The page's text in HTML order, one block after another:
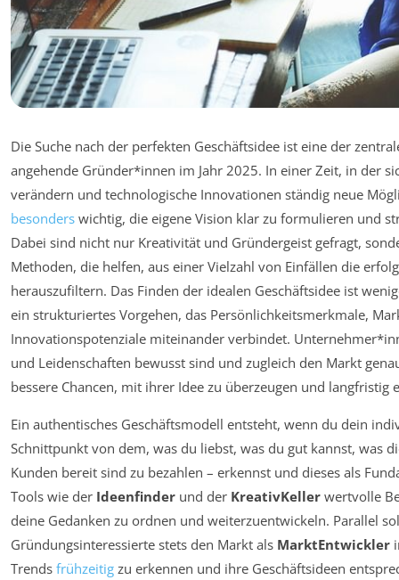
Die Suche nach der perfekten Geschäftsidee ist eine der
angehende Gründer*innen im Jahr 2025. In einer Zeit, in der
verändern und technologische Innovationen ständig neue
besonders wichtig, die eigene Vision klar zu formulieren und
Dabei sind nicht nur Kreativität und Gründergeist gefragt,
Methoden, die helfen, aus einer Vielzahl von Einfällen die
herauszufiltern. Das Finden der idealen Geschäftsidee ist
ein strukturiertes Vorgehen, das Persönlichkeitsmerkmale,
Innovationspotenziale miteinander verbindet.
und Leidenschaften bewusst sind und zugleich den Markt
bessere Chancen, mit ihrer Idee zu überzeugen und langfristig
Ein authentisches Geschäftsmodell entsteht, wenn du dein
Schnittpunkt von dem, was du liebst, was du gut kannst, was
Kunden bereit sind zu bezahlen – erkennst und dieses als
Tools wie der Ideenfinder und der KreativKeller wertvolle
deine Gedanken zu ordnen und weiterzuentwickeln. Parallel
Gründungsinteressierte stets den Markt als MarktEntwickler
Trends frühzeitig zu erkennen und ihre Geschäftsideen